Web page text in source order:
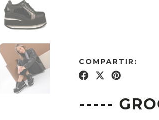
COMPARTIR:
-----